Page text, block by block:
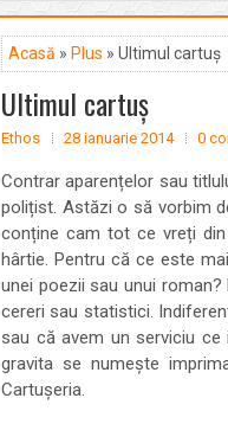
Acasă » Plus » Ultimul cartuș
Ultimul cartuș
Ethos 28 ianuarie 2014 0
Contrar aparențelor sau
polițist. Astăzi o să vorbim
conține cam tot ce vreți
hârtie. Pentru că ce este
unei poezii sau unui
cereri sau statistici.
sau că avem un serviciu
gravita se numește
Cartușeria.